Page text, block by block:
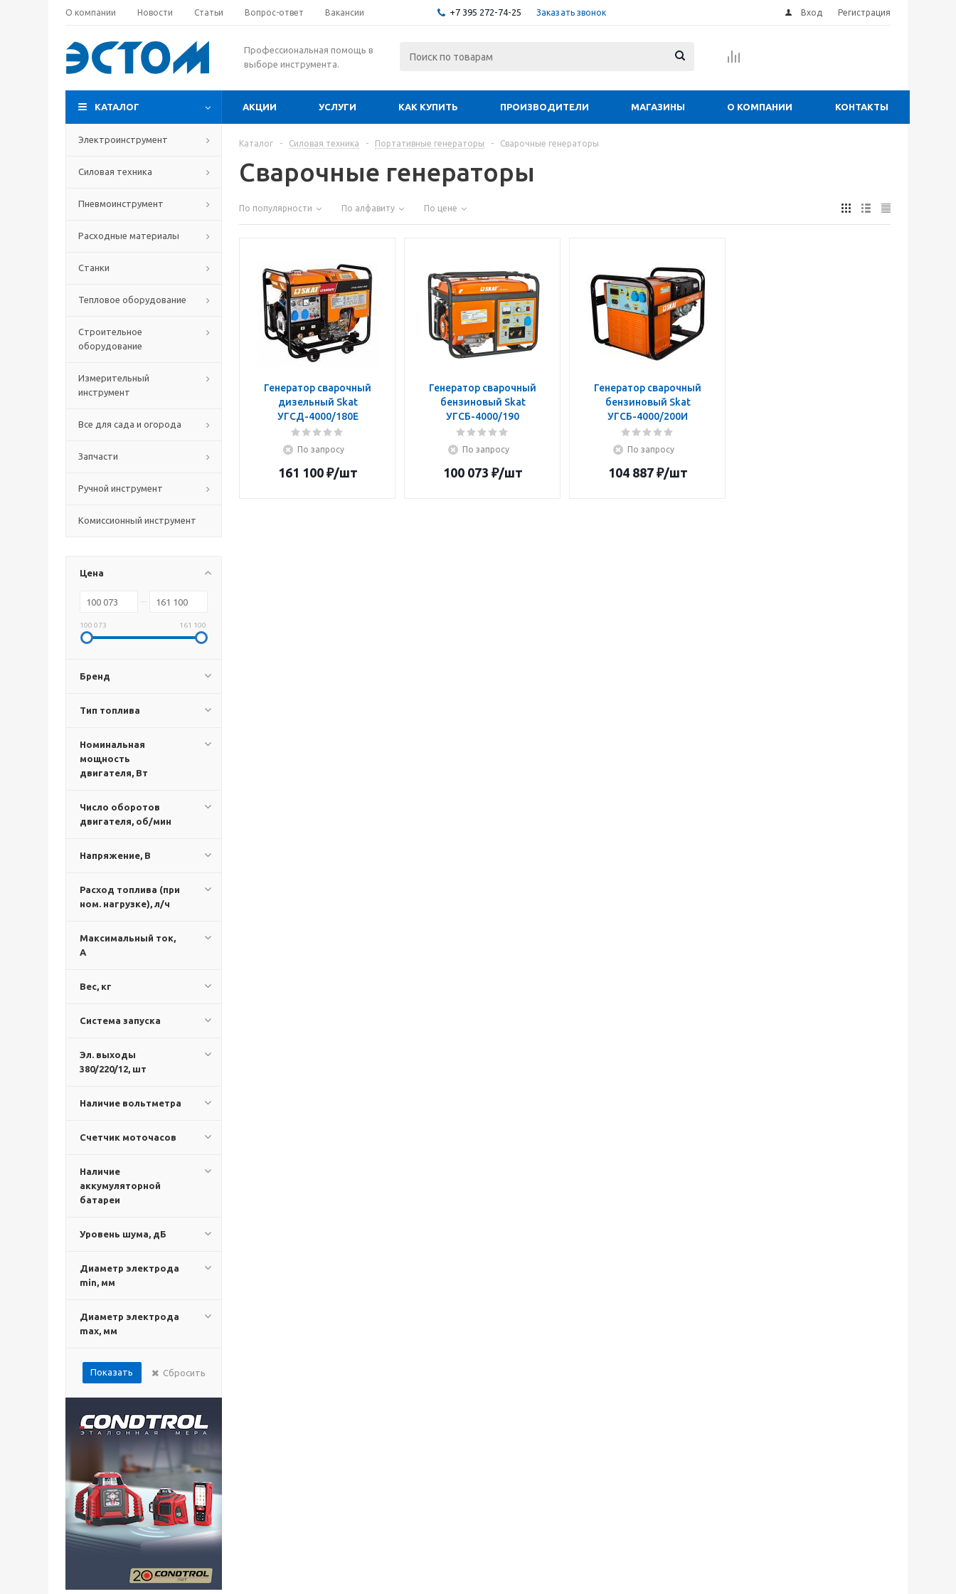
О компании Новости Статьи Вопрос-ответ Вакансии +7 395 272-74-25 Заказать звонок Вход Регистрация
Профессиональная помощь в
выборе инструмента.
КАТАЛОГ АКЦИИ УСЛУГИ КАК КУПИТЬ ПРОИЗВОДИТЕЛИ МАГАЗИНЫ О КОМПАНИИ КОНТАКТЫ
Электроинструмент
Силовая техника
Пневмоинструмент
Расходные материалы
Станки
Тепловое оборудование
Строительное
оборудование
Измерительный
инструмент
Все для сада и огорода
Запчасти
Ручной инструмент
Комиссионный инструмент
Цена
100 073 161 100
Бренд
Тип топлива
Номинальная
мощность
двигателя, Вт
Число оборотов
двигателя, об/мин
Напряжение, В
Расход топлива (при
ном. нагрузке), л/ч
Максимальный ток,
А
Вес, кг
Система запуска
Эл. выходы
380/220/12, шт
Наличие вольтметра
Счетчик моточасов
Наличие
аккумуляторной
батареи
Уровень шума, дБ
Диаметр электрода
min, мм
Диаметр электрода
max, мм
Показать Сбросить
Каталог - Силовая техника - Портативные генераторы - Сварочные генераторы
Сварочные генераторы
По популярности По алфавиту По цене
Генератор сварочный
дизельный Skat
УГСД-4000/180Е
По запросу
161 100₽/шт
Генератор сварочный
бензиновый Skat
УГСБ-4000/190
По запросу
100 073 ₽/шт
Генератор сварочный
бензиновый Skat
УГСБ-4000/200И
По запросу
104 887₽/шт